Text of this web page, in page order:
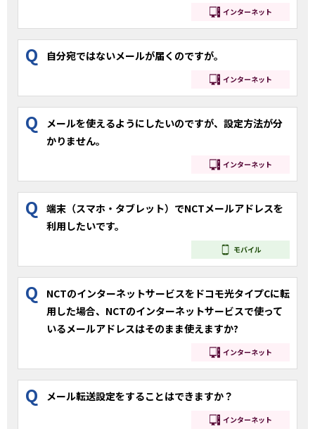
インターネット
Q 自分宛ではないメールが届くのですが。
インターネット
Q
メールを使えるようにしたいのですが、設定方法が分
かりません。
インターネット
Q
端末（スマホ・タブレット）でNCTメールアドレスを
利用したいです。
モバイル
Q
NCTのインターネットサービスをドコモ光タイプCに転
用した場合、NCTのインターネットサービスで使って
いるメールアドレスはそのまま使えますか?
インターネット
Q メール転送設定をすることはできますか？
インターネット